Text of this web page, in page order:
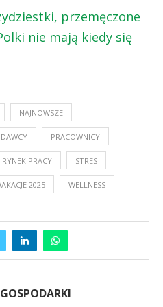
przemęczone
nie mają kiedy się
NAJNOWSZE
PRACOWNICY
RYNEK PRACY STRES
2025 WELLNESS